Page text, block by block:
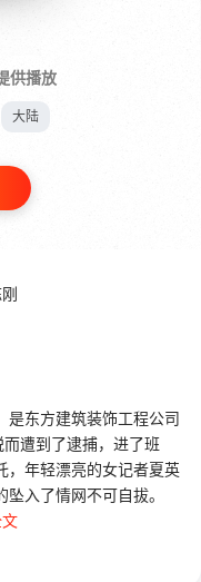
供播放
大陆
东方建筑装饰工程公司
遭到了逮捕，进了班
，年轻漂亮的女记者夏英
坠入了情网不可自拔。